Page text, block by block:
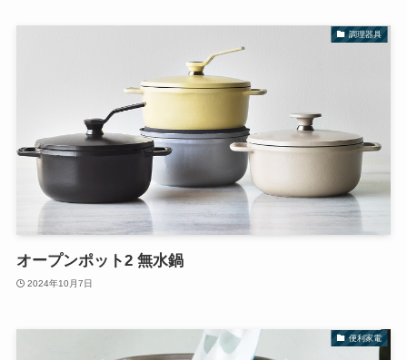
調理器具
オープンポット2 無水鍋
2024年10月7日
便利家電